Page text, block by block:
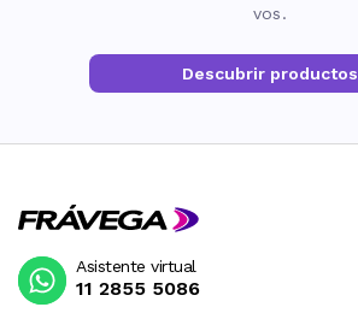
vos.
Descubrir productos
Asistente virtual
11 2855 5086